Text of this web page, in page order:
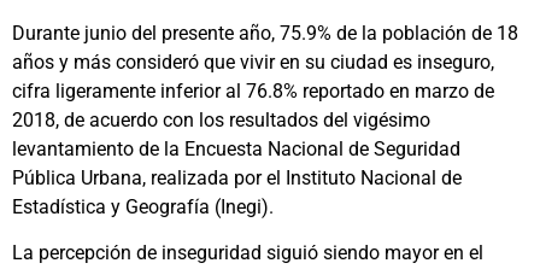
Durante junio del presente año, 75.9% de la población de 18
años y más consideró que vivir en su ciudad es inseguro,
cifra ligeramente inferior al 76.8% reportado en marzo de
2018, de acuerdo con los resultados del vigésimo
levantamiento de la Encuesta Nacional de Seguridad
Pública Urbana, realizada por el Instituto Nacional de
Estadística y Geografía (Inegi).
La percepción de inseguridad siguió siendo mayor en el